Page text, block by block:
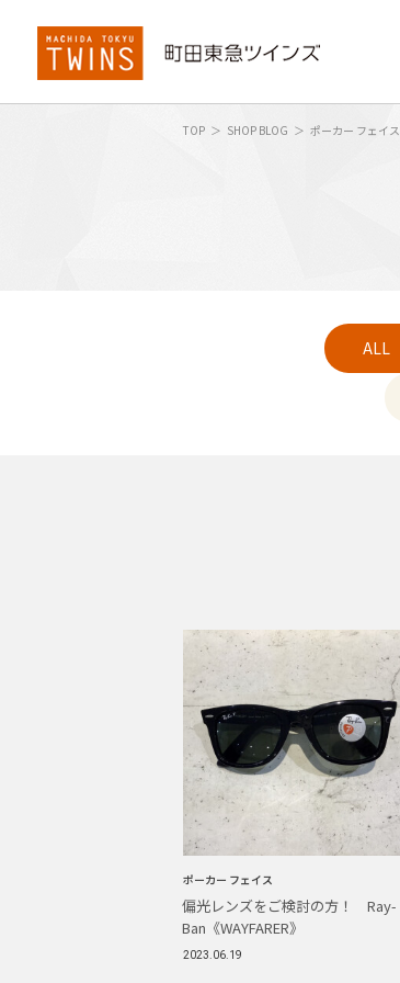
TOP SHOP BLOG ポーカー フェイス
ALL
ポーカー フェイス
偏光レンズをご検討の方！ Ray-
Ban《WAYFARER》
2023.06.19